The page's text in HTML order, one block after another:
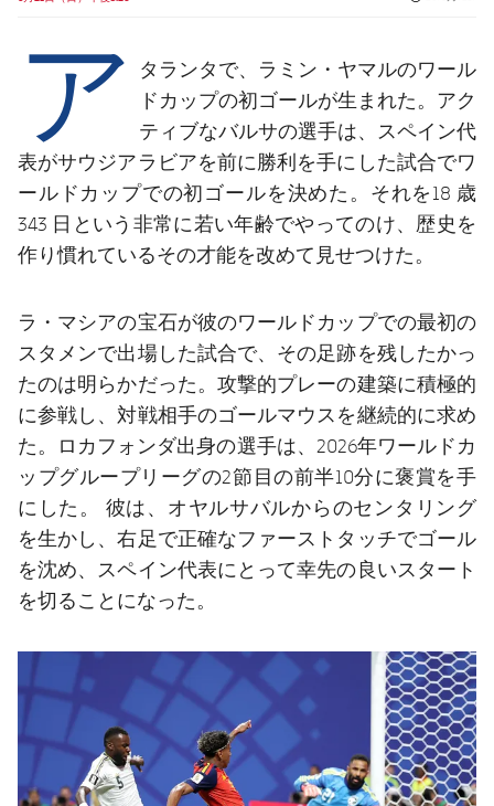
結果
スケジュール
チケット
結果
順位表
ア
タランタで、ラミン・ヤマルのワール
ドカップの初ゴールが生まれた。アク
ティブなバルサの選手は、スペイン代
表がサウジアラビアを前に勝利を手にした試合でワ
ールドカップでの初ゴールを決めた。それを18 歳
343 日という非常に若い年齢でやってのけ、歴史を
作り慣れているその才能を改めて見せつけた。
ラ・マシアの宝石が彼のワールドカップでの最初の
スタメンで出場した試合で、その足跡を残したかっ
たのは明らかだった。攻撃的プレーの建築に積極的
に参戦し、対戦相手のゴールマウスを継続的に求め
た。ロカフォンダ出身の選手は、2026年ワールドカ
ップグループリーグの2節目の前半10分に褒賞を手
にした。 彼は、オヤルサバルからのセンタリング
を生かし、右足で正確なファーストタッチでゴール
を沈め、スペイン代表にとって幸先の良いスタート
を切ることになった。